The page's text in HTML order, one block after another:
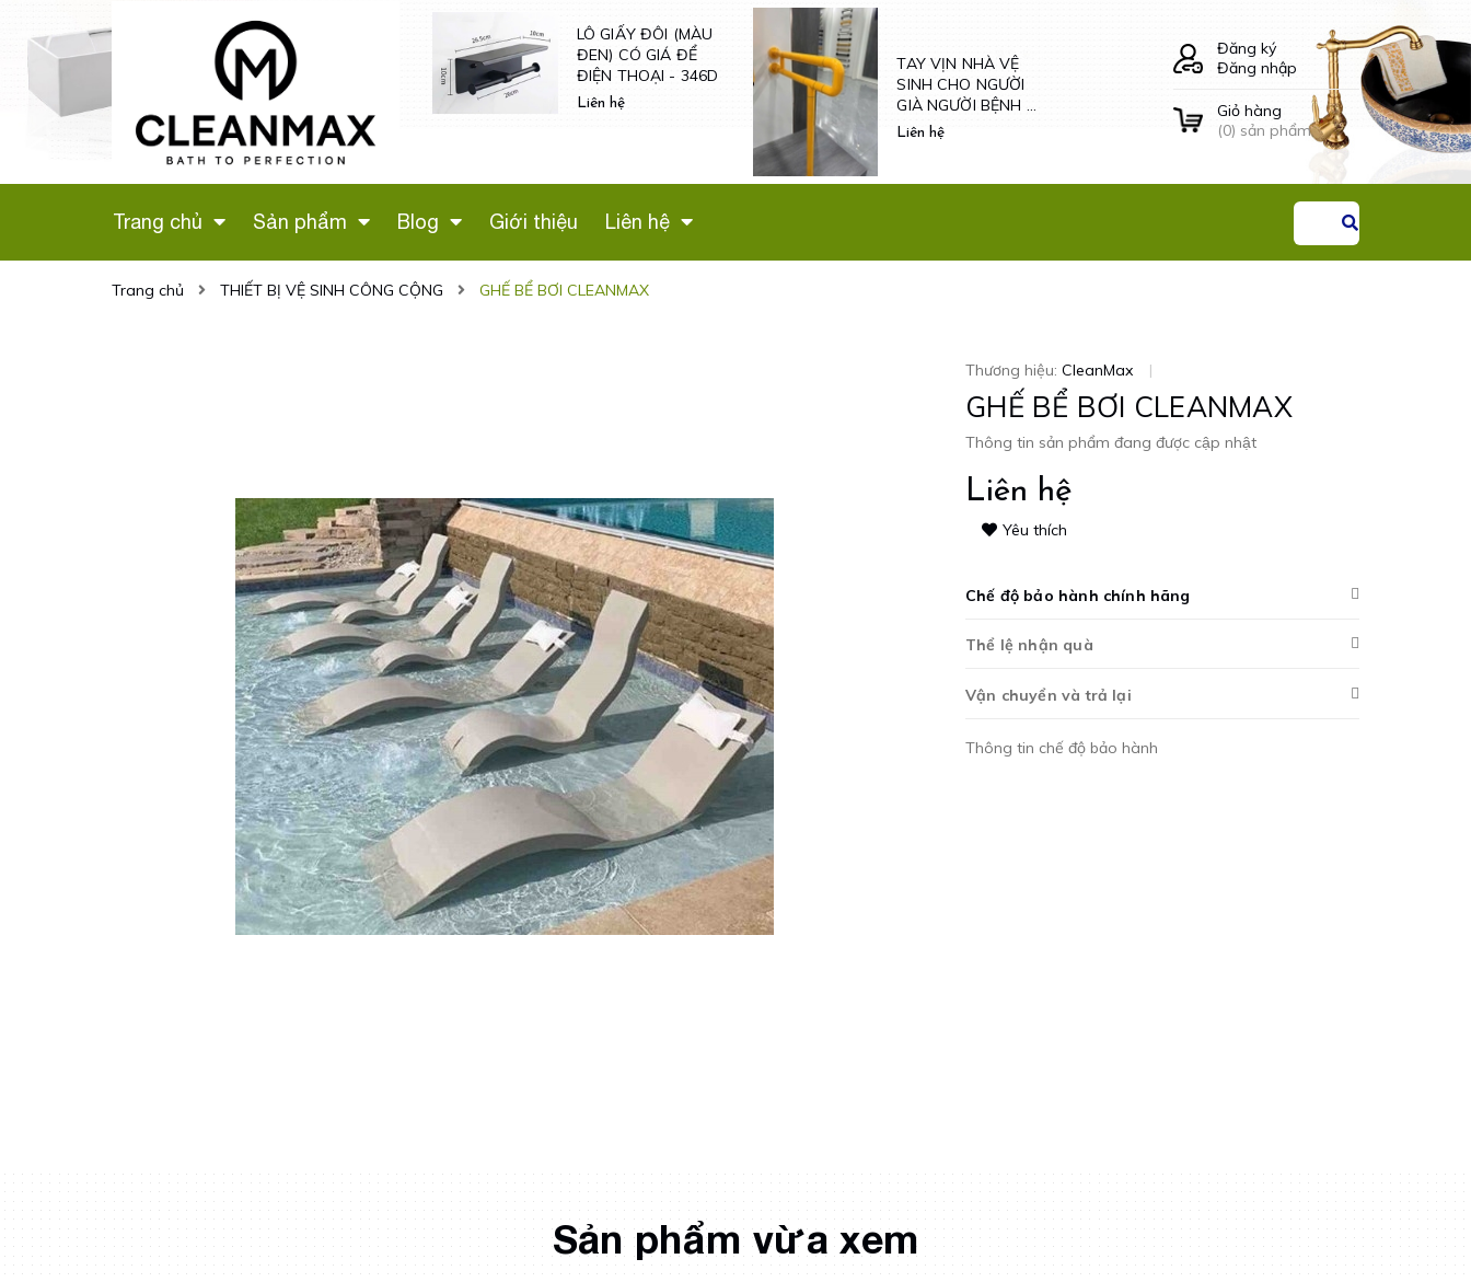
SINH
HỒNG
LÔ GIẤY ĐÔI (MÀU
ĐEN) CÓ GIÁ ĐỂ
ĐIỆN THOẠI - 346D
Liên hệ
TAY VỊN NHÀ VỆ
SINH CHO NGƯỜI
GIÀ NGƯỜI BỆNH -
SINH CHO NGƯỜI
GIÀ NGƯỜI BỆNH
VÀ NỮ MANG THAI
- TV600
Liên hệ
LÔ GIẤY VỆ SINH
ÂM TƯỜNG ĐÔI -
34504 CLEANMAX
Liên hệ
Đăng ký
Đăng nhập
Giỏ hàng
(0) sản phẩm
Trang chủ Sản phẩm Blog Giới thiệu Liên hệ
Trang chủ THIẾT BỊ VỆ SINH CÔNG CỘNG GHẾ BỂ BƠI CLEANMAX
Thương hiệu: CleanMax |
GHẾ BỂ BƠI CLEANMAX
Thông tin sản phẩm đang được cập nhật
Liên hệ
Yêu thích
Chế độ bảo hành chính hãng
Thể lệ nhận quà
Vận chuyển và trả lại
Thông tin chế độ bảo hành
Sản phẩm vừa xem